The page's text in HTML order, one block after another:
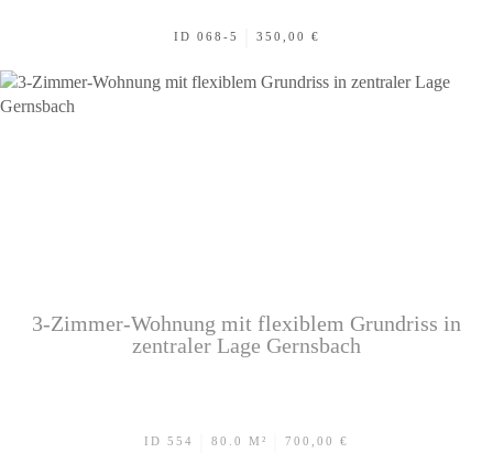
ID 068-5 350,00 €
3-Zimmer-Wohnung mit flexiblem Grundriss in
zentraler Lage Gernsbach
ID 554 80.0 M² 700,00 €